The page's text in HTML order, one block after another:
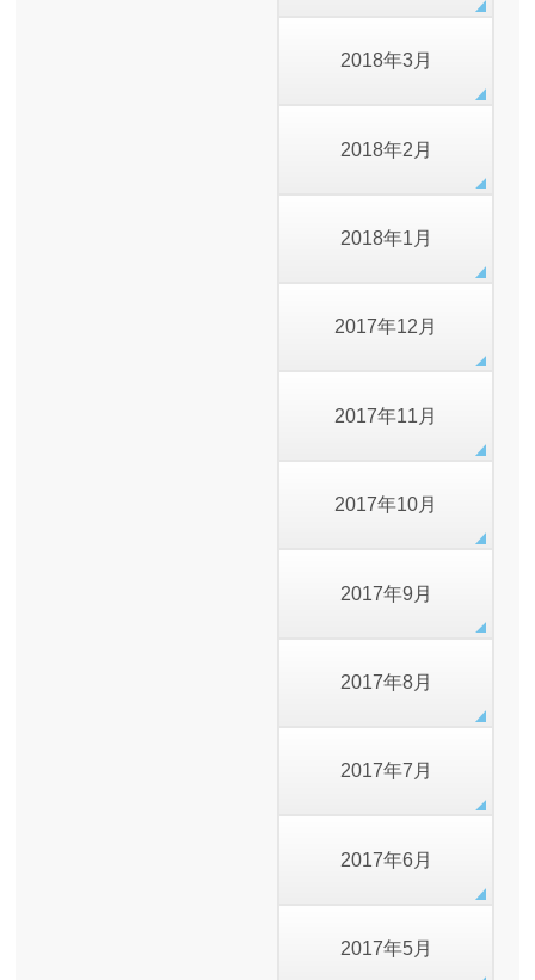
2018年3月
2018年2月
2018年1月
2017年12月
2017年11月
2017年10月
2017年9月
2017年8月
2017年7月
2017年6月
2017年5月